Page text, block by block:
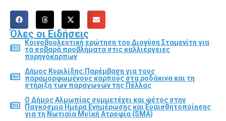
Όλες οι Ειδήσεις
Κοινοβουλευτική ερώτηση του Διονύση Σταμενίτη για
τα σοβαρά προβλήματα στις καλλιέργειες
πυρηνόκαρπων
Δήμος Κυριλίδης:Παρέμβαση για τους
παραμορφωμένους καρπούς στα ροδάκινα και τη
στήριξη των παραγωγών της Πέλλας
Ο Δήμος Αλμωπίας συμμετέχει και φέτος στην
Παγκόσμια Ημέρα Ενημέρωσης και Ευαισθητοποίησης
για τη Νωτιαία Μυϊκή Ατροφία (SMA)